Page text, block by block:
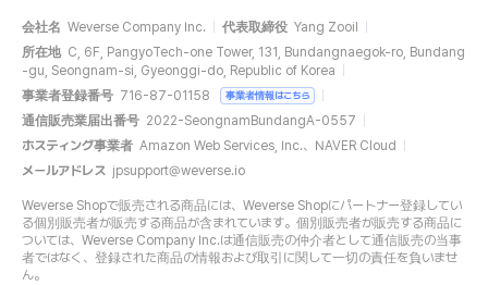
会社名 Weverse Company Inc. 代表取締役 Yang Zooil
所在地 C, 6F, PangyoTech-one Tower, 131, Bundangnaegok-ro, Bundang
-gu, Seongnam-si, Gyeonggi-do, Republic of Korea
事業者登録番号 716-87-01158 事業者情報はこちら
通信販売業届出番号 2022-SeongnamBundangA-0557
ホスティング事業者 Amazon Web Services, Inc.、NAVER Cloud
メールアドレス jpsupport@weverse.io
Weverse Shopで販売される商品には、Weverse Shopにパートナー登録してい
る個別販売者が販売する商品が含まれています。個別販売者が販売する商品に
ついては、Weverse Company Inc.は通信販売の仲介者として通信販売の当事
者ではなく、登録された商品の情報および取引に関して一切の責任を負いませ
ん。